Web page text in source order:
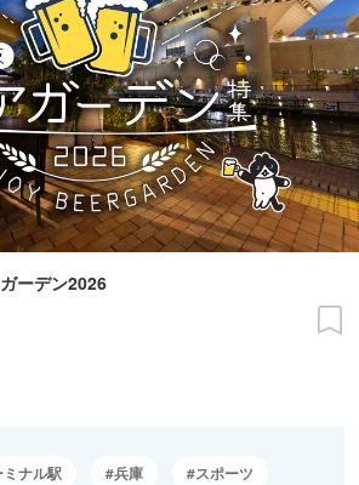
ーデン2026
ナル駅 兵庫 スポーツ